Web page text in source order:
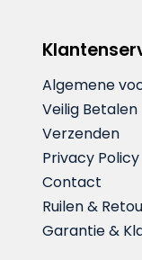
Algemene
Veilig Betalen
Verzenden
Privacy Policy
Contact
Ruilen &
Garantie &